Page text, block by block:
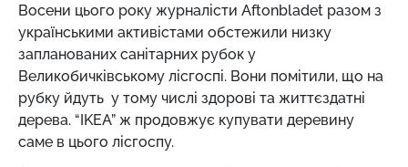
Восени цього року журналісти Aftonbladet разом з
українськими активістами обстежили низку
запланованих санітарних рубок у
Великобичківському лісгоспі. Вони помітили, що на
рубку йдуть у тому числі здорові та життєздатні
дерева. “IKEA” ж продовжує купувати деревину
саме в цього лісгоспу.